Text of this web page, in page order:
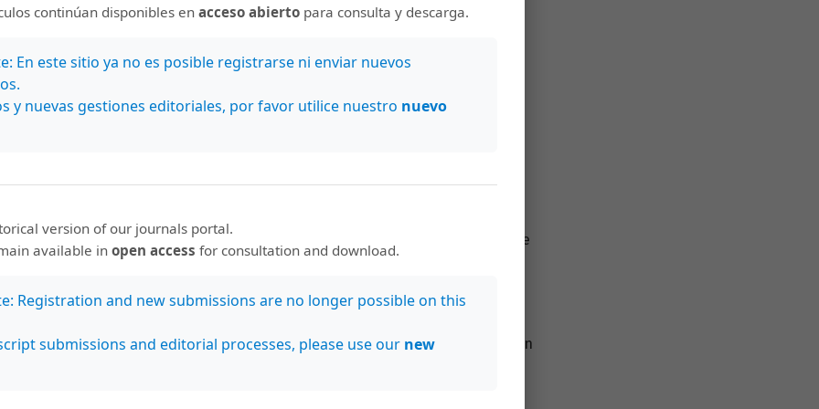
de su artículo, desde su recepción hasta su publicación.
a nuestra revista, por favor, siga los siguientes pasos:
de la revistaPensamiento Actual.
o inicie sesión si ya tiene una cuenta.
proporcionadas en el sistema para completar el proceso de envío de su
su comprensión y apoyo en esta transición. Estamos convencidos de que
nos permitirá ofrecer una mejor experiencia para nuestros autores y
y publicación eficientes y de calidad.
o requieren asistencia adicional, no duden en ponerse en contacto con
continúan disponibles en acceso abierto para consulta y descarga.
En este sitio ya no es posible registrarse ni enviar nuevos
y nuevas gestiones editoriales, por favor utilice nuestro nuevo
version of our journals portal.
available inopen access for consultation and download.
Registration and new submissions are no longer possible on this
submissions and editorial processes, please use our new